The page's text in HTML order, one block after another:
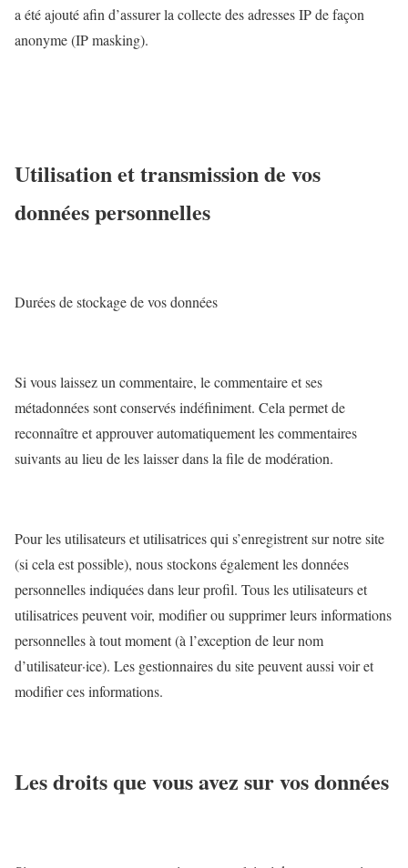
a été ajouté afin d’assurer la collecte des adresses IP de façon
anonyme (IP masking).
Utilisation et transmission de vos
données personnelles
Durées de stockage de vos données
Si vous laissez un commentaire, le commentaire et ses
métadonnées sont conservés indéfiniment. Cela permet de
reconnaître et approuver automatiquement les commentaires
suivants au lieu de les laisser dans la file de modération.
Pour les utilisateurs et utilisatrices qui s’enregistrent sur notre site
(si cela est possible), nous stockons également les données
personnelles indiquées dans leur profil. Tous les utilisateurs et
utilisatrices peuvent voir, modifier ou supprimer leurs informations
personnelles à tout moment (à l’exception de leur nom
d’utilisateur·ice). Les gestionnaires du site peuvent aussi voir et
modifier ces informations.
Les droits que vous avez sur vos données